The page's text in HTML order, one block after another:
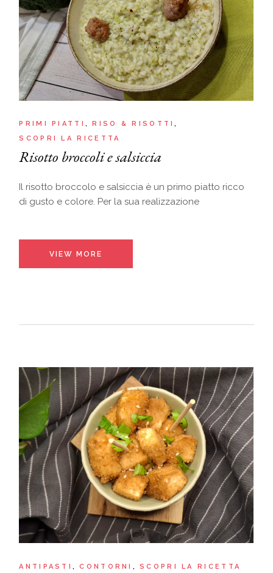
PRIMI PIATTI
RISO & RISOTTI
SCOPRI LA RICETTA
Risotto broccoli e salsiccia
Il risotto broccolo e salsiccia è un primo piatto ricco
di gusto e colore. Per la sua realizzazione
VIEW MORE
ANTIPASTI CONTORNI SCOPRI LA RICETTA